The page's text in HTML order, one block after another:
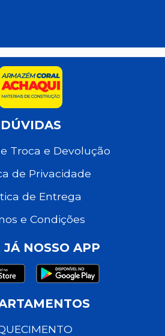
DÚVIDAS
Troca e Devolução
de Privacidade
de Entrega
e Condições
JÁ NOSSO APP